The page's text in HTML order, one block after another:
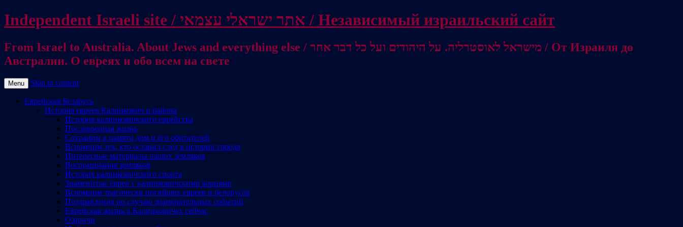
Independent Israeli site / אתר ישראלי עצמאי / Независимый израильский сайт
From Israel to Australia. About Jews and everything else / מישראל לאוסטרליה. על היהודים ועל כל דבר אחר / От Израиля до
Австралии. О евреях и обо всем на свете
Menu Skip to content
Еврейская Беларусь
История евреев Калинкович и района
История калинковичского еврейства
Послевоенная жизнь
Сохраним в памяти дом и его обитателей
Вспомним тех, кто оставил след в истории города
Интересные материалы наших земляков
Воспоминания земляков
История калинковичского спорта
Знаменитые евреи с калинковичскими корнями
Вспомним трагически погибших евреев и белорусов
Поздравления по случаю знаменательных событий
Еврейская жизнь в Калинковичах сейчас
Озаричи